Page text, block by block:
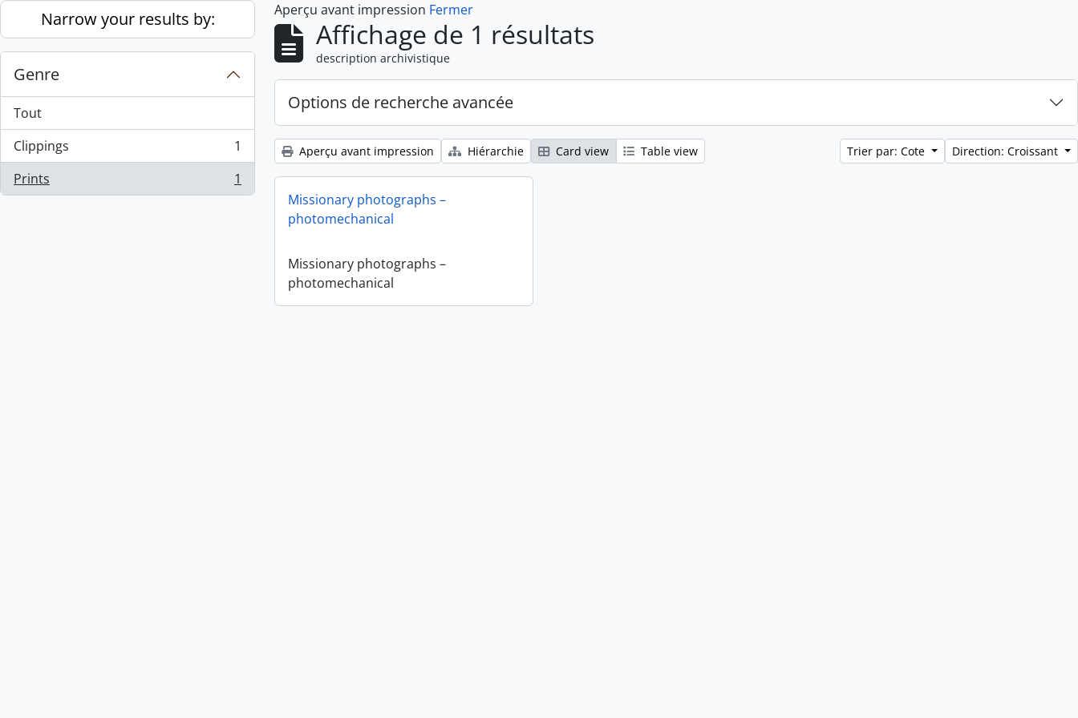
Skip to main content
Narrow your results by:
Genre
Tout
Clippings
, 1 résultats
1
Prints
, 1 résultats 1
Aperçu avant impression Fermer
Affichage de 1 résultats
description archivistique
Options de recherche avancée
Aperçu avant impression Hiérarchie Card view Table view Trier par: Cote Direction: Croissant
Missionary photographs –
photomechanical
Missionary photographs –
photomechanical